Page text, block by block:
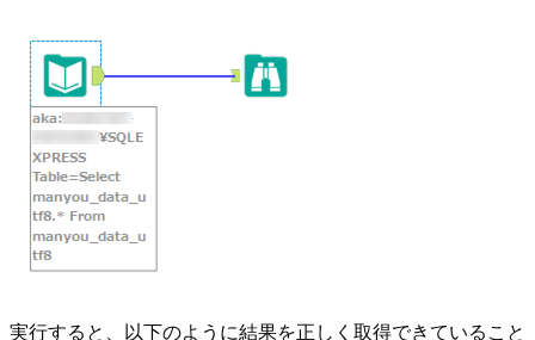
実行すると、以下のように結果を正しく取得できていること